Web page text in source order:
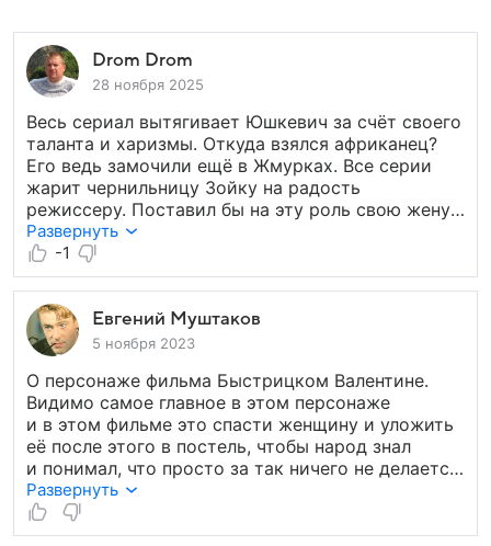
Drom Drom
28 ноября 2025
Весь сериал вытягивает Юшкевич за счёт своего
таланта и харизмы. Откуда взялся африканец?
Его ведь замочили ещё в Жмурках. Все серии
жарит чернильницу Зойку на радость
режиссеру. Поставил бы на эту роль свою жену.
Слизень и бездельник Николсон раздражает,
и как герой, и как актер никудышный. Поэтому 4.
Развернуть
-1
Евгений Муштаков
5 ноября 2023
О персонаже фильма Быстрицком Валентине.
Видимо самое главное в этом персонаже
и в этом фильме это спасти женщину и уложить
её после этого в постель, чтобы народ знал
и понимал, что просто за так ничего не делается.
Также сам БАЛАБОЛ-САНЯ стал пресноватым
со своими часто неуместными подколами
к своим сотрудникам.
Развернуть